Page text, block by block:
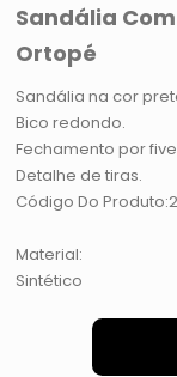
Sandália
Ortopé
Sandália na cor
Bico redondo.
Fechamento por
Detalhe de tiras.
Código Do
Material:
Sintético